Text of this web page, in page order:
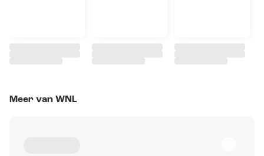
Meer van WNL